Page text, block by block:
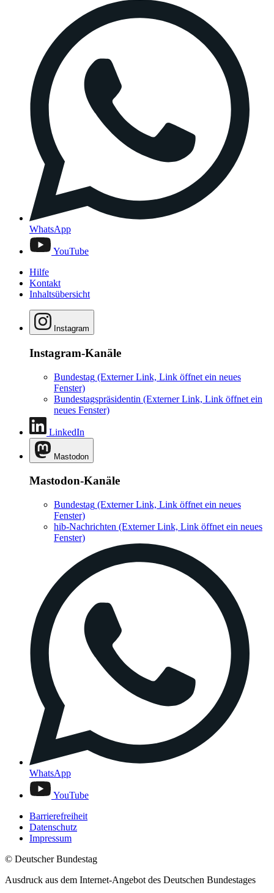
WhatsApp
YouTube
Hilfe
Kontakt
Inhaltsübersicht
Instagram
Instagram-Kanäle
Bundestag (Externer Link, Link öffnet ein neues
Fenster)
Bundestagspräsidentin (Externer Link, Link öffnet ein
neues Fenster)
LinkedIn
Mastodon
Mastodon-Kanäle
Bundestag (Externer Link, Link öffnet ein neues
Fenster)
hib-Nachrichten (Externer Link, Link öffnet ein neues
Fenster)
WhatsApp
YouTube
Barrierefreiheit
Datenschutz
Impressum
© Deutscher Bundestag
Ausdruck aus dem Internet-Angebot des Deutschen Bundestages